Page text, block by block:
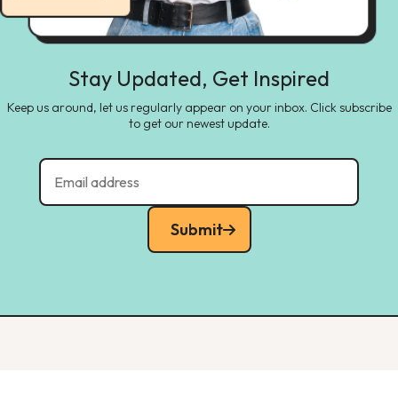
Stay Updated, Get Inspired
Keep us around, let us regularly appear on your inbox. Click subscribe
to get our newest update.
Submit